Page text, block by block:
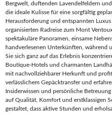
Bergwelt, duftenden Lavendelfeldern
die ideale Kulisse für eine sorgfältig
Herausforderung und entspannten
organisierten Radreise zum Mont
spektakuläre Panoramen, einsame
handverlesenen Unterkünften, während
Sie sich ganz auf das Erlebnis
Boutique‑Hotels und charmanten
mit nachvollziehbarer Herkunft und
verlässlichem Gepäcktransfer und
Insiderwissen und persönliche
auf Qualität, Komfort und erstklassigen
gestaltet, dass aktive Stunden und